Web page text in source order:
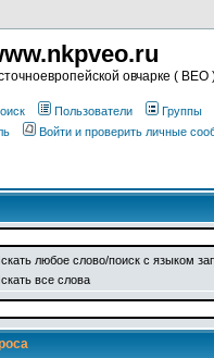
овчарке ( ВЕО
Пользователи Группы
Войти и проверить личные
любое слово/поиск с языком
все слова